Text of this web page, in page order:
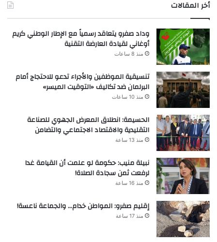
أخر المقالات
وداد صفرو يتعاقد رسمياً مع الإطار الوطني كريم
أوغاني لقيادة العارضة التقنية
منذ 8 ساعات
تنسيقية الموظفين والأجراء تدعو للاحتجاج أمام
البرلمان ضد تكاليف «التوقيت الميسر»
منذ 10 ساعات
الحسيمة: انطلاق المعرض الجهوي للصناعة
التقليدية والاقتصاد الاجتماعي والتضامن
منذ 13 ساعة
نبيلة منيب: حكومة لو علمت أن القيامة غدا
لرفعت ثمن سجادة الصلاة!
منذ 16 ساعة
إقليم صفرو: المواطن خدام… والجماعة ناعسة!
منذ 17 ساعة